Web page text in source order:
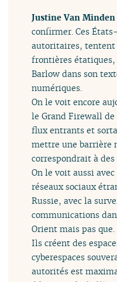
Justine Van
confirmer. Ces
autoritaires,
frontières étatiques,
Barlow dans son
numériques.
On le voit encore
le Grand Firewall de
flux entrants et
mettre une barrière
correspondrait à
On le voit aussi
réseaux sociaux
Russie, avec la
communications
Orient mais pas que.
Ils créent des
cyberespaces
autorités est